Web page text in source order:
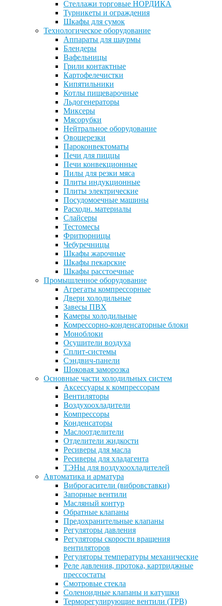
Стеллажи торговые НОРДИКА
Турникеты и ограждения
Шкафы для сумок
Технологическое оборудование
Аппараты для шаурмы
Блендеры
Вафельницы
Грили контактные
Картофелечистки
Кипятильники
Котлы пищеварочные
Льдогенераторы
Миксеры
Мясорубки
Нейтральное оборудование
Овощерезки
Пароконвектоматы
Печи для пиццы
Печи конвекционные
Пилы для резки мяса
Плиты индукционные
Плиты электрические
Посудомоечные машины
Расходн. материалы
Слайсеры
Тестомесы
Фритюрницы
Чебуречницы
Шкафы жарочные
Шкафы пекарские
Шкафы расстоечные
Промышленное оборудование
Агрегаты компрессорные
Двери холодильные
Завесы ПВХ
Камеры холодильные
Комрессорно-конденсаторные блоки
Моноблоки
Осушители воздуха
Сплит-системы
Сэндвич-панели
Шоковая заморозка
Основные части холодильных систем
Аксессуары к компрессорам
Вентиляторы
Воздухоохладители
Компрессоры
Конденсаторы
Маслоотделители
Отделители жидкости
Ресиверы для масла
Ресиверы для хладагента
ТЭНы для воздухоохладителей
Автоматика и арматура
Виброгасители (вибровставки)
Запорные вентили
Масляный контур
Обратные клапаны
Предохранительные клапаны
Регуляторы давления
Регуляторы скорости вращения
вентиляторов
Регуляторы температуры механические
Реле давления, протока, картриджные
прессостаты
Смотровые стекла
Соленоидные клапаны и катушки
Терморегулирующие вентили (ТРВ)